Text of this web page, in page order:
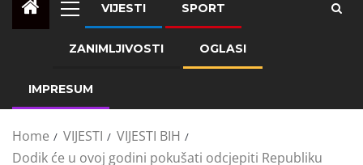
VIJESTI SPORT
ZANIMLJIVOSTI OGLASI
IMPRESUM
Home VIJESTI
VIJESTI BIH
Dodik će u ovoj godini pokušati odcjepiti Republiku